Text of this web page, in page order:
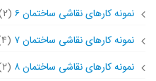
نمونه کارهای نقاشی ساختمان ۶
(۲)
نمونه کارهای نقاشی ساختمان ۷
(۴)
نمونه کارهای نقاشی ساختمان ۸
(۲)